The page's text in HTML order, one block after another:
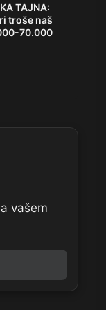
TAJNA:
troše naš
70.000
vašem